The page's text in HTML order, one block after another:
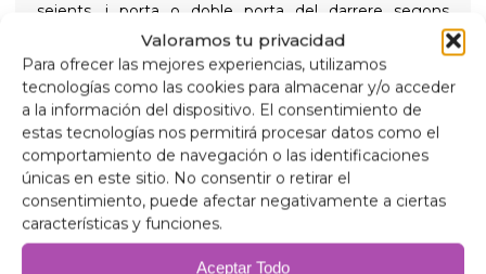
Valoramos tu privacidad
Para ofrecer las mejores experiencias, utilizamos
tecnologías como las cookies para almacenar y/o acceder
a la información del dispositivo. El consentimiento de
estas tecnologías nos permitirá procesar datos como el
comportamiento de navegación o las identificaciones
únicas en este sitio. No consentir o retirar el
consentimiento, puede afectar negativamente a ciertas
características y funciones.
Aceptar Todo
seients, i porta o doble porta del darrere segons
model (8 o 9 peces segons correspongui) en cas de
portar triangulites serien 10 o 11AÏLLENTS TÈRMICS
9 CAPES Aïllant tèrmic i enfosquidor de 9 capes de
gran qualitat indicats per aïllar tant les altes
temperatures com les baixes per a més confort intern
i proporcionant total foscor per a les nits de descans,
subjectats amb ventoses de rosca de gran succió i
fàcil extracció per simplificar la seva col·locació
Composició
Alumini de 90 micres anti raigs ultraviolats i resistent